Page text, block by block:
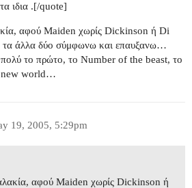
ιδια .[/quote]
αφού Maiden χωρίς Dickinson ή Di
άλλα δύο σύμφωνω και επαυξανω…
το πρώτο, το Number of the beast, το
new world…
19, 2005, 5:29pm
αφού Maiden χωρίς Dickinson ή